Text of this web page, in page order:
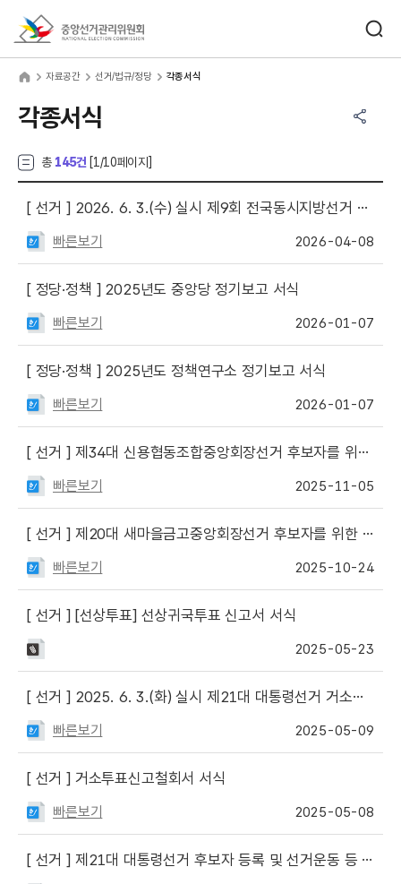
자료공간 선거/법규/정당 각종서식
각종서식
총 145건 [1 /10페이지]
[ 선거 ] 2026. 6. 3.(수) 실시 제9회 전국동시지방선거 거소투표신고서 및 거소투표신고 안내문
빠른보기 2026-04-08
[ 정당·정책 ] 2025년도 중앙당 정기보고 서식
빠른보기 2026-01-07
[ 정당·정책 ] 2025년도 정책연구소 정기보고 서식
빠른보기 2026-01-07
[ 선거 ] 제34대 신용협동조합중앙회장선거 후보자를 위한 선거사무안내 게시
빠른보기 2025-11-05
[ 선거 ] 제20대 새마을금고중앙회장선거 후보자를 위한 선거사무안내 게시
빠른보기 2025-10-24
[ 선거 ] [선상투표] 선상귀국투표 신고서 서식
2025-05-23
[ 선거 ] 2025. 6. 3.(화) 실시 제21대 대통령선거 거소투표신고인 수용 기관·시설 및 기표소 설치 신고서 등
빠른보기 2025-05-09
[ 선거 ] 거소투표신고철회서 서식
빠른보기 2025-05-08
[ 선거 ] 제21대 대통령선거 후보자 등록 및 선거운동 등 각종 신고신청 서식